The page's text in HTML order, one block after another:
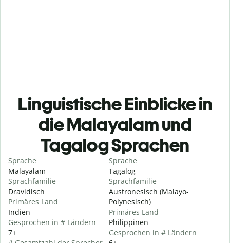
Linguistische Einblicke in
die Malayalam und
Tagalog Sprachen
Sprache
Malayalam
Sprachfamilie
Dravidisch
Primäres Land
Indien
Gesprochen in # Ländern
7+
Sprache
Tagalog
Sprachfamilie
Austronesisch (Malayo-
Polynesisch)
Primäres Land
Philippinen
Gesprochen in # Ländern